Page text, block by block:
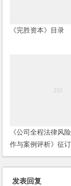
《完胜资本》目录
《公司全程法律风
作与案例评析》征
发表回复